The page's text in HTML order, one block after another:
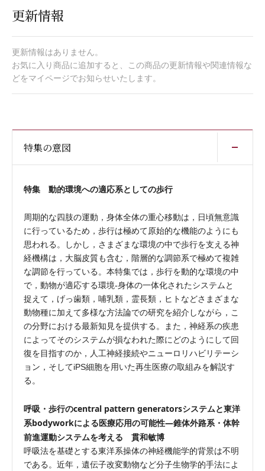
更新情報
更新情報はありません。
お気に入り商品に追加すると、この商品の更新情報や関連情報な
どをマイページでお知らせいたします。
特集の意図
特集 動的環境への適応系としての歩行
周期的な四肢の運動，身体全体の重心移動は，日頃無意識
に行っているため，歩行は極めて原始的な機能のようにも
思われる。しかし，さまざまな環境の中で歩行を支える神
経機構は，大脳皮質も含む，階層的な調節系で極めて複雑
な調節を行っている。本特集では，歩行を動的な環境の中
で，動物が適応する環境-身体の一体化されたシステムと
捉えて，げっ歯類，哺乳類，霊長類，ヒトなどさまざまな
動物種に加えて多様な方法論での研究を紹介しながら，こ
の分野における最新知見を提供する。また，神経系の疾患
によってそのシステムが損なわれた際にどのようにして回
復を目指すのか，人工神経接続やニューロリハビリテーシ
ョン，そしてiPS細胞を用いた再生医療の取組みを解説す
る。
呼吸・歩行のcentral pattern generatorsシステムと東洋
系bodyworkによる医療応用の可能性—錐体外路系・体幹
前進運動システムを考える 貫和敏博
呼吸法を基礎とする東洋系操体の神経機能学的背景は不明
である。近年，遺伝子改変動物など分子生物学的手法によ